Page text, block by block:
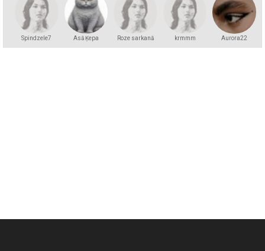
Spindzele7 Asā Ķepa Roze sarkanā krmmm Aurora22